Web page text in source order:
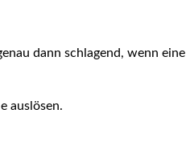
dann schlagend, wenn eine
auslösen.